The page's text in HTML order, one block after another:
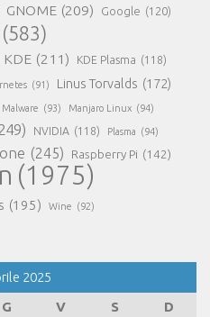
GNOME (209) Google (120)
(583)
KDE (211) KDE Plasma (118)
(91) Linus Torvalds (172)
Malware (93) Manjaro Linux (94)
NVIDIA (118) Plasma (94)
(245) Raspberry Pi (142)
(1975)
(195) Wine (92)
2025
G V S
D